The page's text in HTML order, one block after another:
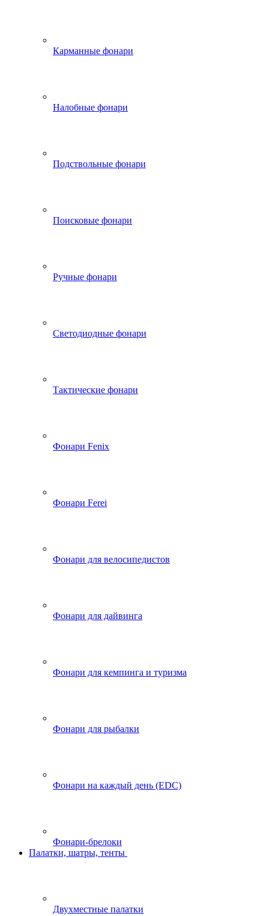
Карманные фонари
Налобные фонари
Подствольные фонари
Поисковые фонари
Ручные фонари
Светодиодные фонари
Тактические фонари
Фонари Fenix
Фонари Ferei
Фонари для велосипедистов
Фонари для дайвинга
Фонари для кемпинга и туризма
Фонари для рыбалки
Фонари на каждый день (EDC)
Фонари-брелоки
Палатки, шатры, тенты
Двухместные палатки